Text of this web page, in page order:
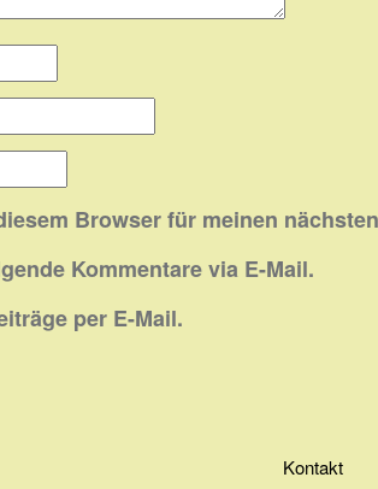
Browser für meinen
Kommentare via E-Mail.
per E-Mail.
Kontakt